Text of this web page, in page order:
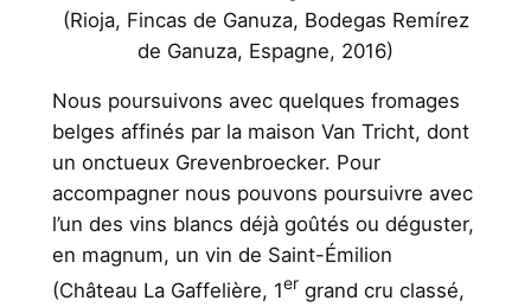
(Rioja, Fincas de Ganuza, Bodegas Remírez
de Ganuza, Espagne, 2016)
Nous poursuivons avec quelques fromages
belges affinés par la maison Van Tricht, dont
un onctueux Grevenbroecker. Pour
accompagner nous pouvons poursuivre avec
l’un des vins blancs déjà goûtés ou déguster,
en magnum, un vin de Saint-Émilion
(Château La Gaffelière, 1ergrand cru classé,